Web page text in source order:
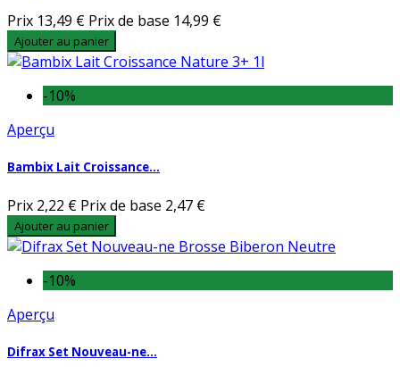
Prix 13,49 € Prix de base 14,99 €
Ajouter au panier
-10%
Aperçu
Bambix Lait Croissance...
Prix 2,22 € Prix de base 2,47 €
Ajouter au panier
-10%
Aperçu
Difrax Set Nouveau-ne...